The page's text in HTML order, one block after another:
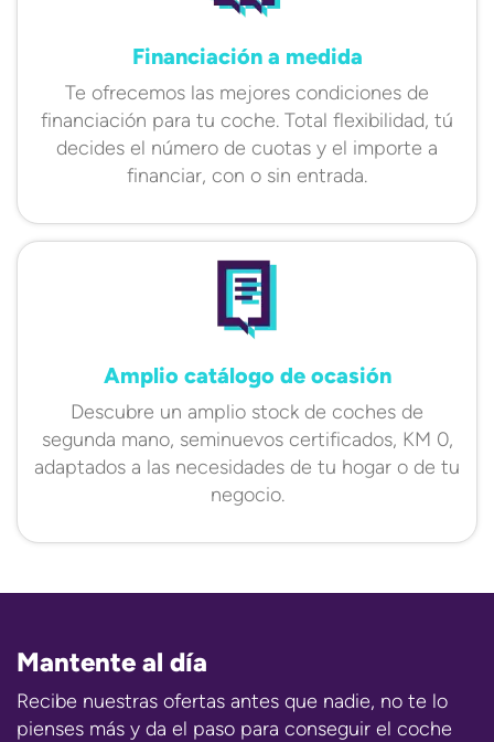
Financiación a medida
Te ofrecemos las mejores condiciones de
financiación para tu coche. Total flexibilidad, tú
decides el número de cuotas y el importe a
financiar, con o sin entrada.
Amplio catálogo de ocasión
Descubre un amplio stock de coches de
segunda mano, seminuevos certificados, KM 0,
adaptados a las necesidades de tu hogar o de tu
negocio.
Mantente al día
Recibe nuestras ofertas antes que nadie, no te lo
pienses más y da el paso para conseguir el coche